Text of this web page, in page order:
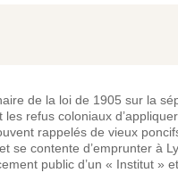
de la loi de 1905 sur la
refus coloniaux
rappelés de vieux
se contente d’emprunter à
public d’un « Institut »